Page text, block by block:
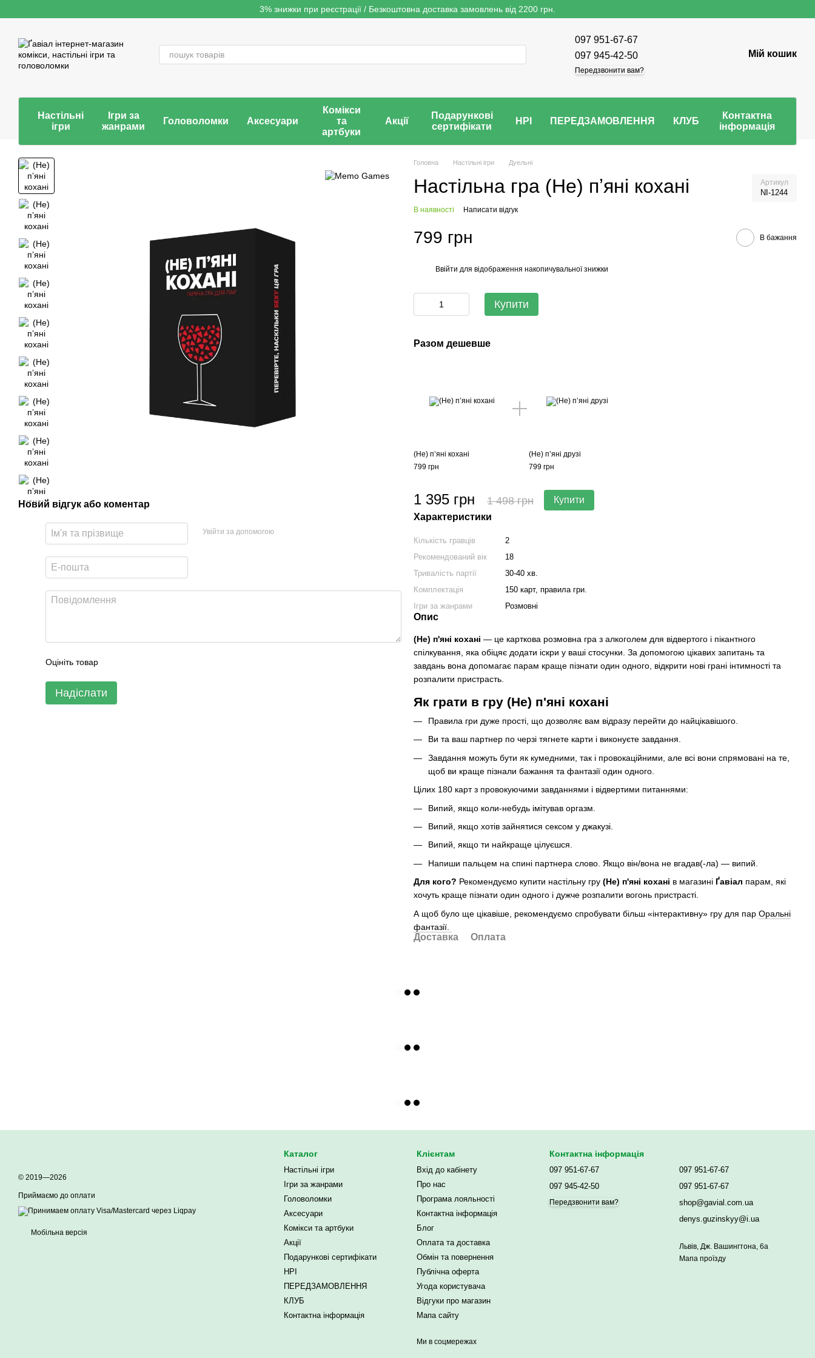
3% знижки при реєстрації / Безкоштовна доставка замовлень від 2200 грн.
097 951-67-67
097 945-42-50
Передзвонити вам?
Мій кошик
Настільні
ігри
Ігри за
жанрами
Головоломки Аксесуари
Комікси
та
артбуки
Акції
Подарункові
сертифікати
НРІ ПЕРЕДЗАМОВЛЕННЯ КЛУБ
Контактна
інформація
Новий відгук або коментар
Увійти за допомогою
Оцініть товар
Надіслати
Головна Настільні ігри Дуельні
Настільна гра (Не) пʼяні кохані Артикул
NI-1244
В наявності Написати відгук
799 грн В бажання
Ввійти для відображення накопичувальної знижки
Купити
Разом дешевше
(Не) пʼяні кохані
799 грн
(Не) пʼяні друзі
799 грн
1 395 грн 1 498 грн
Купити
Характеристики
Кількість гравців
2
Рекомендований вік
18
Тривалість партії
30-40 хв.
Комплектація
150 карт, правила гри.
Ігри за жанрами
Розмовні
Опис
(Не) п'яні кохані — це карткова розмовна гра з алкоголем для відвертого і пікантного
спілкування, яка обіцяє додати іскри у ваші стосунки. За допомогою цікавих запитань та
завдань вона допомагає парам краще пізнати один одного, відкрити нові грані інтимності та
розпалити пристрасть.
Як грати в гру (Не) п'яні кохані
Правила гри дуже прості, що дозволяє вам відразу перейти до найцікавішого.
Ви та ваш партнер по черзі тягнете карти і виконуєте завдання.
Завдання можуть бути як кумедними, так і провокаційними, але всі вони спрямовані на те,
щоб ви краще пізнали бажання та фантазії один одного.
Цілих 180 карт з провокуючими завданнями і відвертими питаннями:
Випий, якщо коли-небудь імітував оргазм.
Випий, якщо хотів зайнятися сексом у джакузі.
Випий, якщо ти найкраще цілуєшся.
Напиши пальцем на спині партнера слово. Якщо він/вона не вгадав(-ла) — випий.
Для кого? Рекомендуємо купити настільну гру (Не) п'яні кохані в магазині Ґавіал парам, які
хочуть краще пізнати один одного і дужче розпалити вогонь пристрасті.
А щоб було ще цікавіше, рекомендуємо спробувати більш «інтерактивну» гру для пар Оральні
фантазії.
Доставка Оплата
© 2019—2026
Приймаємо до оплати
Мобільна версія
Каталог
Настільні ігри
Ігри за жанрами
Головоломки
Аксесуари
Комікси та артбуки
Акції
Подарункові сертифікати
НРІ
ПЕРЕДЗАМОВЛЕННЯ
КЛУБ
Контактна інформація
Клієнтам
Вхід до кабінету
Про нас
Програма лояльності
Контактна інформація
Блог
Оплата та доставка
Обмін та повернення
Публічна оферта
Угода користувача
Відгуки про магазин
Мапа сайту
Ми в соцмережах
Контактна інформація
097 951-67-67
097 945-42-50
Передзвонити вам?
097 951-67-67
097 951-67-67
shop@gavial.com.ua
denys.guzinskyy@i.ua
Львів, Дж. Вашингтона, 6а
Мапа проїзду